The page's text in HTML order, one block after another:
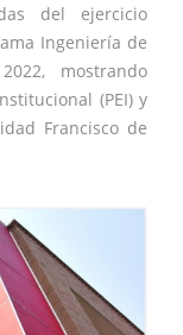
del ejercicio
Ingeniería de
mostrando
(PEI) y
Francisco de